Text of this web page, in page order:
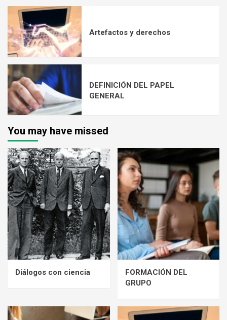
Artefactos y derechos
DEFINICIÓN DEL PAPEL
GENERAL
You may have missed
Diálogos con ciencia
FORMACIÓN DEL
GRUPO